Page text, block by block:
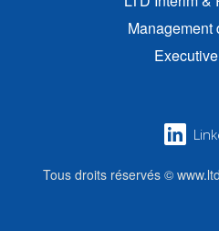
Management
Tous droits réservés ©